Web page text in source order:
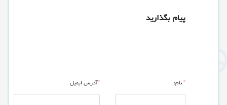
پیام بگذارید
*نام: *آدرس ایمیل